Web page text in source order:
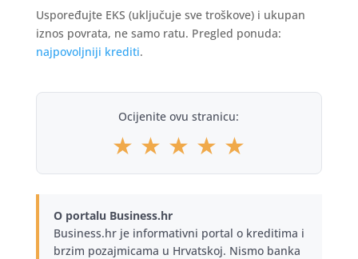
Uspoređujte EKS (uključuje sve troškove) i ukupan
iznos povrata, ne samo ratu. Pregled ponuda:
najpovoljniji krediti.
Ocijenite ovu stranicu:
★ ★ ★ ★ ★
O portalu Business.hr
Business.hr je informativni portal o kreditima i
brzim pozajmicama u Hrvatskoj. Nismo banka